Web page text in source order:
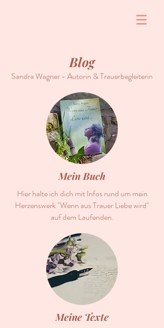
Blog
Sandra Wagner - Autorin & Trauerbegleiterin
Mein Buch
Hier halte ich dich mit Infos rund um mein
Herzenswerk "Wenn aus Trauer Liebe wird"
auf dem Laufenden.
Meine Texte